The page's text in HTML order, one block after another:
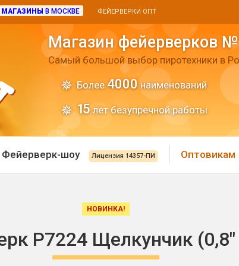
МАГАЗИНЫ В МОСКВЕ ФЕЙЕРВЕРКИ ОПТ
Магазин фейерверков
Самый большой выбор пиротехники в
Более 4000 наименований
15 лет безупречной работы
Римские свечи
Хлопушки и
Маленькие хлопушки
Фейерверк-шоу Лицензия 14357-ПИ Оптовикам
НОВИНКА!
Р7224 Щелкунчик (0,8"